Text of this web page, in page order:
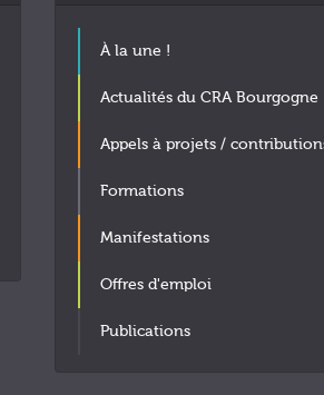
À la une !
Actualités du CRA Bourgogne
Appels à projets /
Formations
Manifestations
Offres d'emploi
Publications